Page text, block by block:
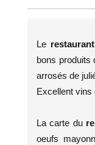
Le
bons produits
arrosés de
Excellent vins
La carte du
oeufs